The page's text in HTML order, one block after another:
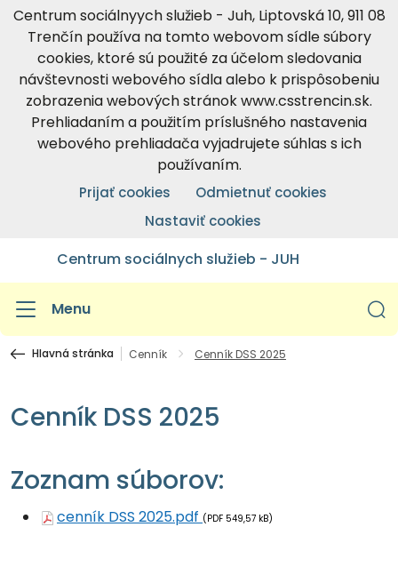
Centrum sociálnyych služieb - Juh, Liptovská 10, 911 08
Trenčín používa na tomto webovom sídle súbory
cookies, ktoré sú použité za účelom sledovania
návštevnosti webového sídla alebo k prispôsobeniu
zobrazenia webových stránok www.csstrencin.sk.
Prehliadaním a použitím príslušného nastavenia
webového prehliadača vyjadrujete súhlas s ich
používaním.
Prijať cookies
Odmietnuť cookies
Nastaviť cookies
Centrum sociálnych služieb - JUH
Menu
Hlavná stránka Cenník Cenník DSS 2025
Cenník DSS 2025
Zoznam súborov:
cenník DSS 2025.pdf (PDF 549,57 kB)